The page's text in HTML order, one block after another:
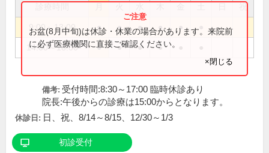
祝
9:00～13:00 ● ● ● ● ●
14:00～18:00 ● ● ● ●
お盆(8月中旬)は休診・休業の場合があります。来院前
に必ず医療機関に直接ご確認ください。
×閉じる
備考: 受付時間:8:30～17:00 臨時休診あり
院長:午後からの診療は15:00からとなります。
休診日: 日、祝、8/14～8/15、12/30～1/3
初診受付